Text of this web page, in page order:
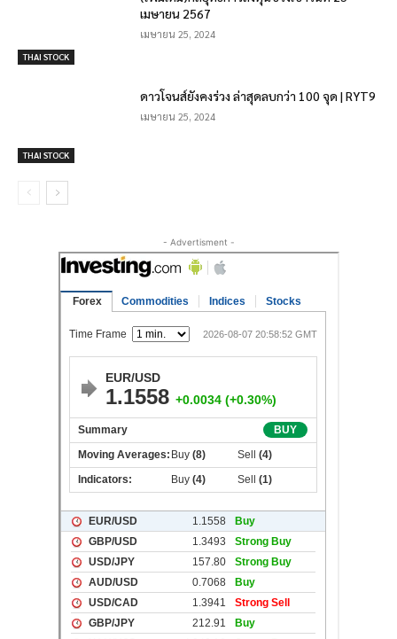
THAI STOCK
เมษายน 2567
เมษายน 25, 2024
THAI STOCK
ดาวโจนส์ยังคงร่วง ล่าสุดลบกว่า 100 จุด | RYT9
เมษายน 25, 2024
- Advertisment -